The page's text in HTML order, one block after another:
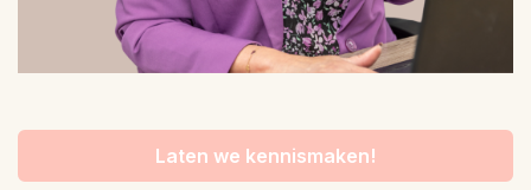
Laten we kennismaken!